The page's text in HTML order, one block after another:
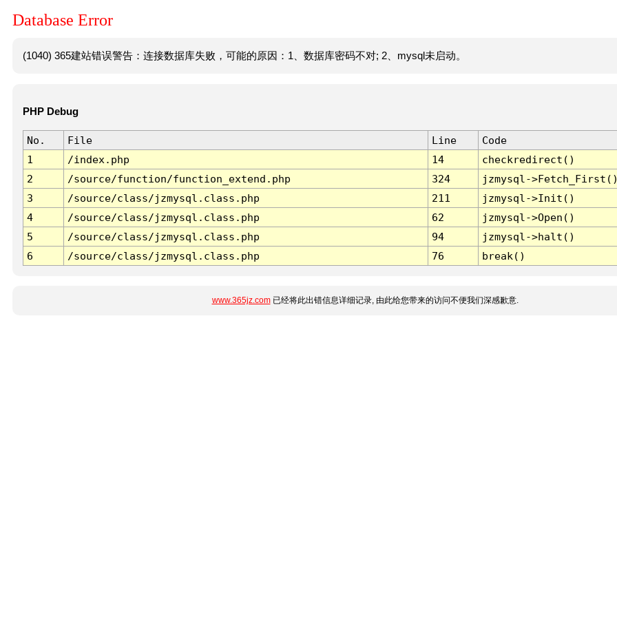
Database Error
(1040) 365建站错误警告：连接数据库失败，可能的原因：1、数据库密码不对; 2、mysql未启动。
PHP Debug
No. File Line
Code
1
/index.php 14
checkredirect()
2
/source/function/function_extend.php 324
jzmysql-
3
/source/class/jzmysql.class.php 211
jzmysql->Init()
4
/source/class/jzmysql.class.php 62
jzmysql->Open()
5
/source/class/jzmysql.class.php 94
jzmysql->halt()
6
/source/class/jzmysql.class.php 76 break()
www.365jz.com已经将此出错信息详细记录, 由此给您带来的访问不便我们深感歉意.